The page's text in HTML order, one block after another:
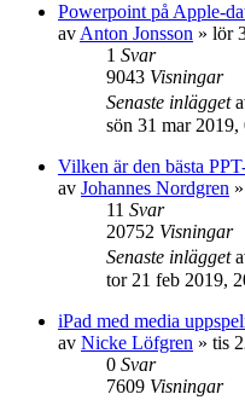
Powerpoint på Apple-
av Anton Jonsson » lör
1 Svar
9043 Visningar
Senaste inlägget
sön 31 mar 2019,
Vilken är den bästa
av Johannes Nordgren »
11 Svar
20752 Visningar
Senaste inlägget
tor 21 feb 2019,
iPad med media
av Nicke Löfgren » tis
0 Svar
7609 Visningar